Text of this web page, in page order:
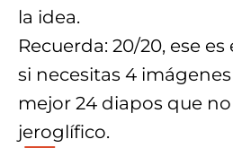
la idea.
Recuerda: 20/20, ese
si necesitas 4
mejor 24 diapos que no
jeroglífico.